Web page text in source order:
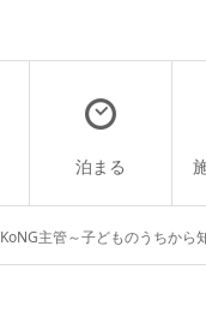
泊まる
KoNG主管～子どものうちから